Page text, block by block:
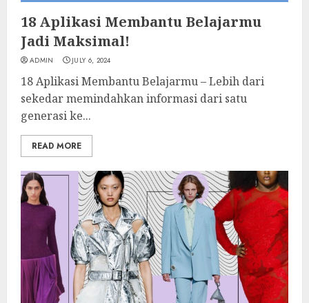
18 Aplikasi Membantu Belajarmu
Jadi Maksimal!
ADMIN JULY 6, 2024
18 Aplikasi Membantu Belajarmu – Lebih dari
sekedar memindahkan informasi dari satu
generasi ke...
READ MORE